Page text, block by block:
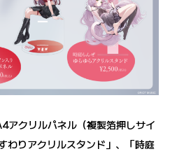
アクリルパネル（複製箔押しサイ
わりアクリルスタンド」、「時庭